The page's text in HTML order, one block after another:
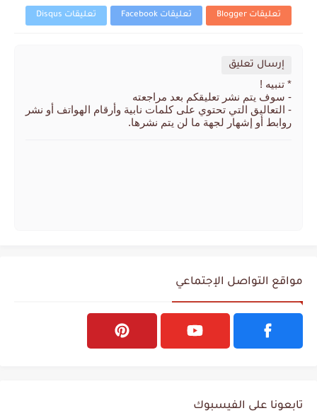
تعليقات Blogger تعليقات Facebook تعليقات Disqus
إرسال تعليق
* تنبيه !
- سوف يتم نشر تعليقكم بعد مراجعته
- التعاليق التي تحتوي على كلمات نابية وأرقام الهواتف أو نشر
روابط أو إشهار لجهة ما لن يتم نشرها.
مواقع التواصل الإجتماعي
تابعونا على الفيسبوك